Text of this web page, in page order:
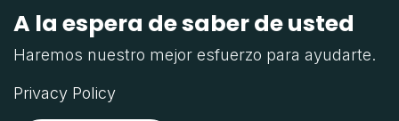
A la espera de saber de usted
Haremos nuestro mejor esfuerzo para ayudarte.
Privacy Policy